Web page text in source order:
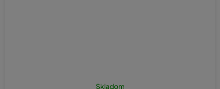
Skladom